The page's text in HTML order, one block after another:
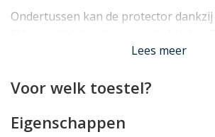
Ondertussen kan de protector
geeft aan dat het scherm zeer
zodat het kostbare display van uw
Lees meer
Voor welk toestel?
Eigenschappen